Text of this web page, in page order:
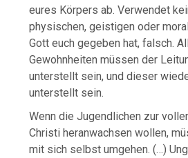
eures Körpers ab. Verwendet
physischen, geistigen oder
Gott euch gegeben hat, falsch.
Gewohnheiten müssen der
unterstellt sein, und dieser
unterstellt sein.
Wenn die Jugendlichen zur
Christi heranwachsen wollen,
mit sich selbst umgehen. (…)